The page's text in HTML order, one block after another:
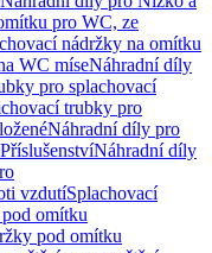
pro WC, ze
nádržky na omítku
WC míseNáhradní díly
pro splachovací
trubky pro
Náhradní díly pro
PříslušenstvíNáhradní díly
vzdutíSplachovací
omítku
pod omítku